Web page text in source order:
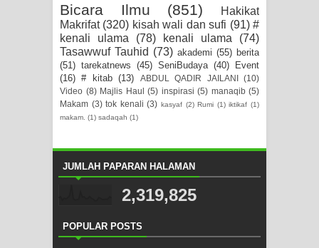
Bicara Ilmu (851)
Hakikat
Makrifat (320) kisah wali dan sufi (91) #
kenali ulama
(78) kenali ulama
(74)
Tasawwuf Tauhid (73) akademi (55) berita
(51) tarekatnews (45) SeniBudaya (40) Event
(16) # kitab (13) ABDUL QADIR JAILANI (10)
Video (8) Majlis Haul (5) inspirasi (5) manaqib (5)
Makam (3) tok kenali (3) kasyaf (2) Rumi (1) iktikaf (1)
makam. (1) sadaqah (1)
JUMLAH PAPARAN HALAMAN
2,319,825
POPULAR POSTS